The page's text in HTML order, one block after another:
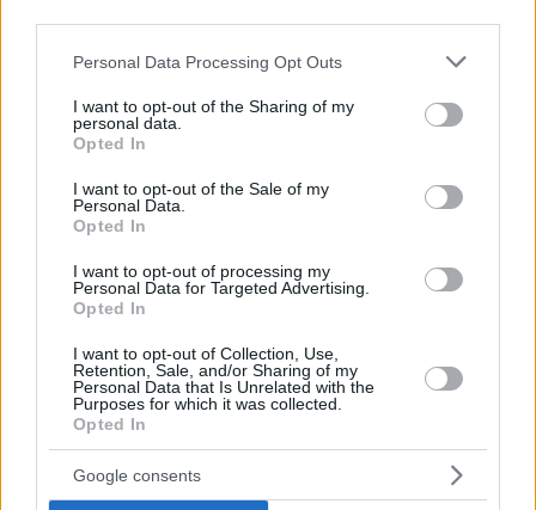
Please note that this website/app uses one or more Google
not limited to your visit or usage behaviour. You may click to
grant or deny consent to Google and its third-party tags to
use your data for below specified purposes in below Google
consent section.
Personal Data Processing Opt Outs
I want to opt-out of the Sharing of my
personal data.
Opted In
I want to opt-out of the Sale of my
Personal Data.
Opted In
I want to opt-out of processing my
Personal Data for Targeted Advertising.
Opted In
I want to opt-out of Collection, Use,
Retention, Sale, and/or Sharing of my
Personal Data that Is Unrelated with the
Purposes for which it was collected.
Opted In
Google consents
Πέταξαν έξω αντιφρονούντα τούρκο δημοσιογράφο
«Πράκτορα καταδικασμένο για κατασκοπεία»
χαρακτήρισε ο Ερντογάν τον πρώην διευθυντή
της Cumhuriyet Τζαν Ντουντάρ, ενώ άνδρες της
ασφάλειας έβγαλαν σηκωτό από την αίθουσα
δεύτερο τούρκο δημοσιογράφο